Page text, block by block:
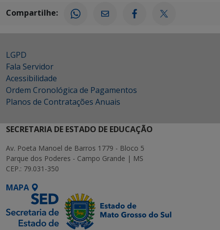
Compartilhe:
LGPD
Fala Servidor
Acessibilidade
Ordem Cronológica de Pagamentos
Planos de Contratações Anuais
SECRETARIA DE ESTADO DE EDUCAÇÃO
Av. Poeta Manoel de Barros 1779 - Bloco 5
Parque dos Poderes - Campo Grande | MS
CEP.: 79.031-350
MAPA